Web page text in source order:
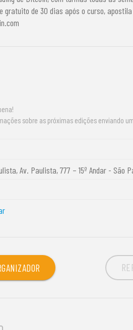
gratuito de 30 dias após o curso,
sobre as próximas edições enviando
Av. Paulista, 777 – 15º Andar - São